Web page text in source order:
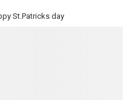
St.Patricks day